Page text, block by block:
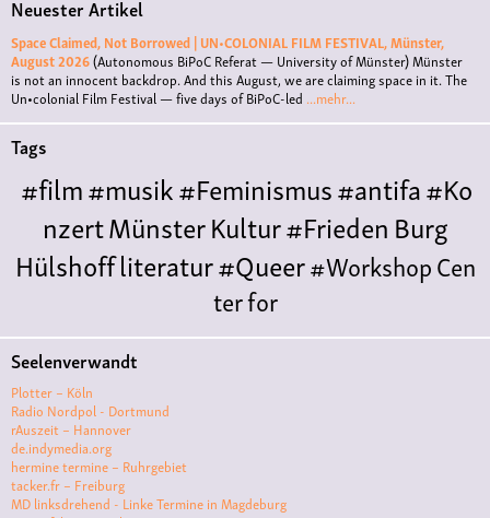
Neuester Artikel
Space Claimed, Not Borrowed | UN•COLONIAL FILM FESTIVAL, Münster,
August 2026(Autonomous BiPoC Referat — University of Münster)Münster
is not an innocent backdrop. And this August, we are claiming space in it. The
Un•colonial Film Festival — five days of BiPoC-led ...mehr...
Tags
#film#musik#Feminismus#antifa#Ko
nzertMünsterKultur#FriedenBurg
Hülshoffliteratur#Queer#WorkshopCen
ter for
LiteraturePolyamoriePolytreff#liveKonzert
Polyamorietreff
MonogamieCNM
ismuskunst
VKqueer #Demo#Theater
Seelenverwandt
Plotter – Köln
Radio Nordpol - Dortmund
rAuszeit – Hannover
de.indymedia.org
hermine termine – Ruhrgebiet
tacker.fr – Freiburg
MD linksdrehend - Linke Termine in Magdeburg